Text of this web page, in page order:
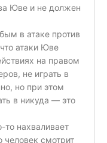
Юве и не должен
в атаке против
атаки Юве
на правом
не играть в
но при этом
в никуда — это
то нахваливает
человек смотрит